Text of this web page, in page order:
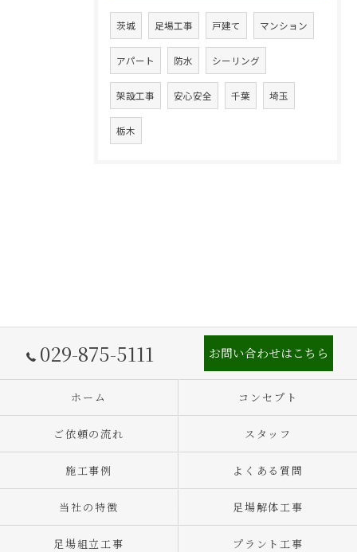
茨城 足場工事 戸建て マンション
アパート 防水 シーリング
架設工事 安心安全 千葉 埼玉
栃木
029-875-5111 お問い合わせはこちら
ホーム コンセプト
ご依頼の流れ スタッフ
施工事例 よくある質問
当社の特徴 足場解体工事
足場組立工事 プラント工事